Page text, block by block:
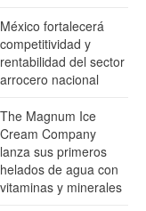
México fortalecerá
competitividad y
rentabilidad del sector
arrocero nacional
The Magnum Ice
Cream Company
lanza sus primeros
helados de agua con
vitaminas y minerales